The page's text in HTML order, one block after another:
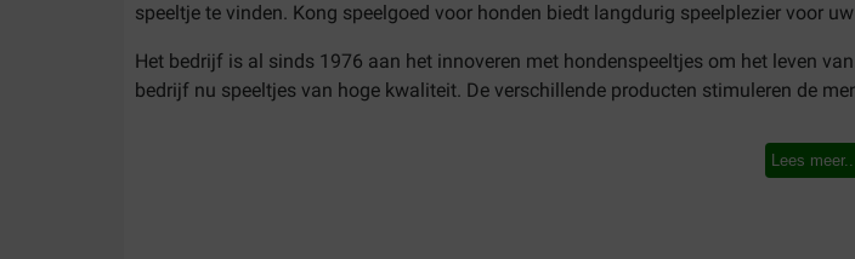
speeltje te vinden. Kong speelgoed voor honden biedt langdurig speelplezier voor
Het bedrijf is al sinds 1976 aan het innoveren met hondenspeeltjes om het leven
bedrijf nu speeltjes van hoge kwaliteit. De verschillende producten stimuleren de
De meeste Kong producten zijn gemaakt van rubber, en daarmee robuust en
Lees meer..